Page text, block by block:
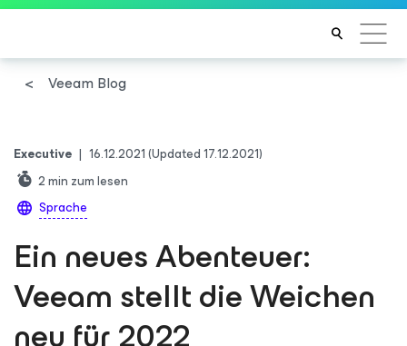
Veeam Blog
Executive | 16.12.2021(Updated 17.12.2021)
2min zum lesen
Sprache
Ein neues Abenteuer:
Veeam stellt die Weichen